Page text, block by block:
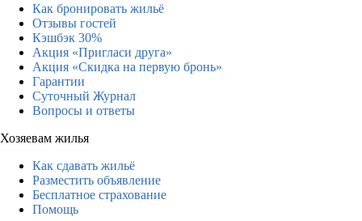
Как бронировать жильё
Отзывы гостей
Кэшбэк 30%
Акция «Пригласи друга»
Акция «Скидка на первую бронь»
Гарантии
Суточный Журнал
Вопросы и ответы
Хозяевам жилья
Как сдавать жильё
Разместить объявление
Бесплатное страхование
Помощь